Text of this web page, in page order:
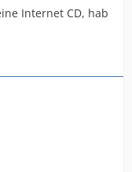
Internet CD, hab